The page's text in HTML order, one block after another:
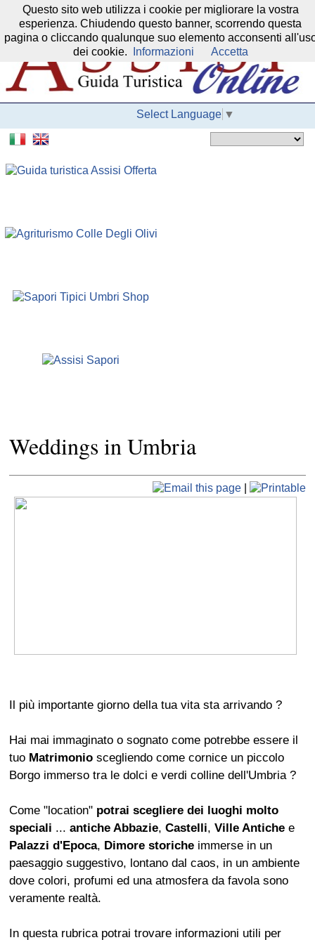
Il nostro network:
Select Language ▼
Weddings in Umbria
|
Il più importante giorno della tua vita sta arrivando ?
Hai mai immaginato o sognato come potrebbe essere il
tuo Matrimonio scegliendo come cornice un piccolo
Borgo immerso tra le dolci e verdi colline dell'Umbria ?
Come "location" potrai scegliere dei luoghi molto
speciali ...antiche Abbazie,Castelli,Ville Antiche e
Palazzi d'Epoca, Dimore storiche immerse in un
paesaggio suggestivo, lontano dal caos, in un ambiente
dove colori, profumi ed una atmosfera da favola sono
veramente realtà.
In questa rubrica potrai trovare informazioni utili per
Questo sito web utilizza i cookie per migliorare la vostra
esperienza. Chiudendo questo banner, scorrendo questa
pagina o cliccando qualunque suo elemento acconsenti
dei cookie.
Informazioni Accetta